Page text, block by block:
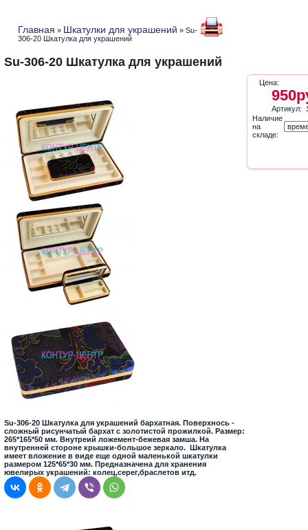
Главная » Шкатулки для украшений » Su-
306-20 Шкатулка для украшений
Su-306-20 Шкатулка для украшений
Su-306-20 Шкатулка для украшений бархатная. Поверхнось -
сложный рисунчатый бархат с золотистой прожилкой. Размер:
265*165*50 мм. Внутреий ложемент-бежевая замша. На
внутренней стороне крышки-большое зеркало. Шкатулка
имеет вложение в виде еще одной маленькой шкатулки
размером 125*65*30 мм. Предназначена для хранения
ювелирых украшений: колец,серег,браслетов итд.
Цена:
Артикул:
Наличие
на
складе: